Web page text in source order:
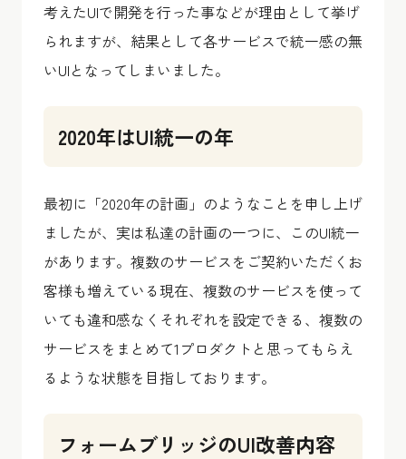
考えたUIで開発を行った事などが理由として挙げ
られますが、結果として各サービスで統一感の無
いUIとなってしまいました。
2020年はUI統一の年
最初に「2020年の計画」のようなことを申し上げ
ましたが、実は私達の計画の一つに、このUI統一
があります。複数のサービスをご契約いただくお
客様も増えている現在、複数のサービスを使って
いても違和感なくそれぞれを設定できる、複数の
サービスをまとめて1プロダクトと思ってもらえ
るような状態を目指しております。
フォームブリッジのUI改善内容